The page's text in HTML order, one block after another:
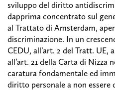
sviluppo del diritto
dapprima concentrato sul
al Trattato di Amsterdam,
discriminazione. In un
CEDU, all’art. 2 del Tratt. UE,
all’art. 21 della Carta di Nizza
caratura fondamentale ed
diritto personale a non essere